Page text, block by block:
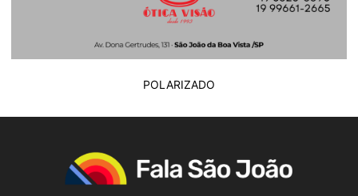
POLARIZADO